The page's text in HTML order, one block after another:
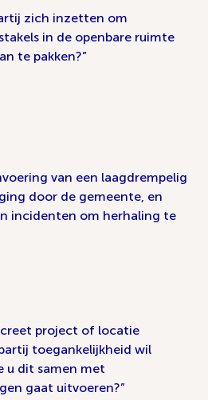
zich inzetten om
in de openbare ruimte
te pakken?
van een laagdrempelig
door de gemeente, en
incidenten om herhaling te
project of locatie
toegankelijkheid wil
u dit samen met
gaat uitvoeren?